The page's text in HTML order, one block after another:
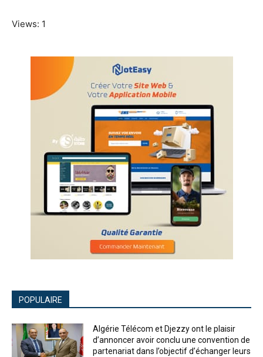
Views: 1
POPULAIRE
Algérie Télécom et Djezzy ont le plaisir
d’annoncer avoir conclu une convention de
partenariat dans l’objectif d’échanger leurs